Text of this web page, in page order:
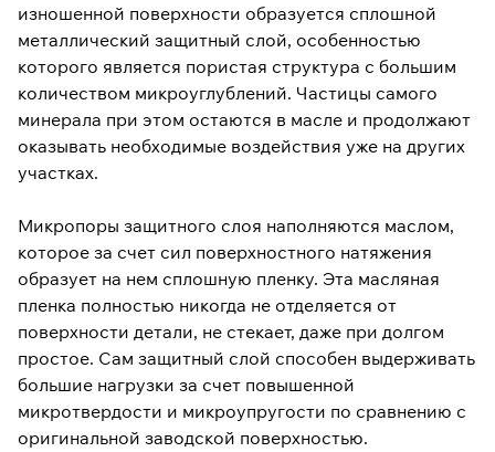
изношенной поверхности образуется сплошной
металлический защитный слой, особенностью
которого является пористая структура с большим
количеством микроуглублений. Частицы самого
минерала при этом остаются в масле и продолжают
оказывать необходимые воздействия уже на других
участках.
Микропоры защитного слоя наполняются маслом,
которое за счет сил поверхностного натяжения
образует на нем сплошную пленку. Эта масляная
пленка полностью никогда не отделяется от
поверхности детали, не стекает, даже при долгом
простое. Сам защитный слой способен выдерживать
большие нагрузки за счет повышенной
микротвердости и микроупругости по сравнению с
оригинальной заводской поверхностью.